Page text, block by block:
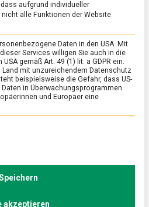
/FEATURED
Fülle: Tortellini
Genuss
römischen Liebesgöttin
In den USA werden
nach Spandau zur
aufgrund individueller
alle Funktionen der Website
Daten in den USA. Mit
Services willigen Sie auch in die
gemäß Art. 49 (1) lit. a GDPR ein.
Land mit unzureichendem Datenschutz
beispielsweise die Gefahr, dass US-
in Überwachungsprogrammen
und Europäer eine
Gruppen, für die eine
akzeptieren